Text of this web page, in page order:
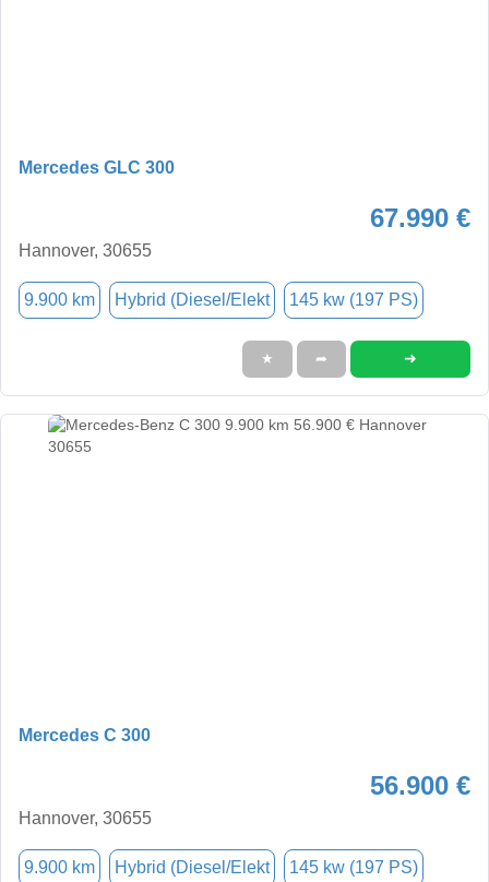
Mercedes GLC 300
67.990 €
Hannover, 30655
9.900 km Hybrid (Diesel/Elekt 145 kw (197 PS)
★ ➦ ➜
Mercedes C 300
56.900 €
Hannover, 30655
9.900 km Hybrid (Diesel/Elekt 145 kw (197 PS)